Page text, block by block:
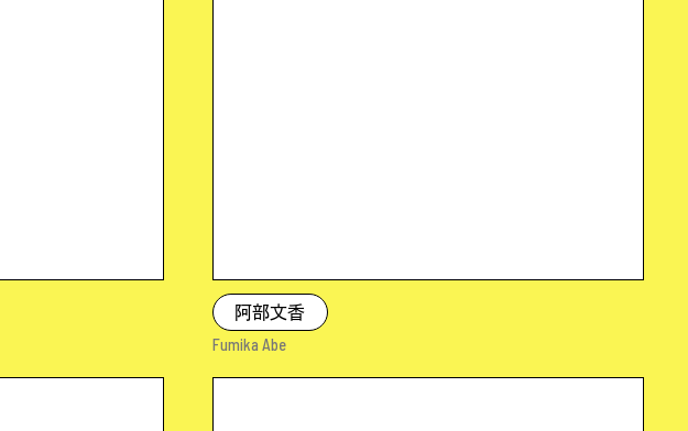
阿部文香
Fumika Abe